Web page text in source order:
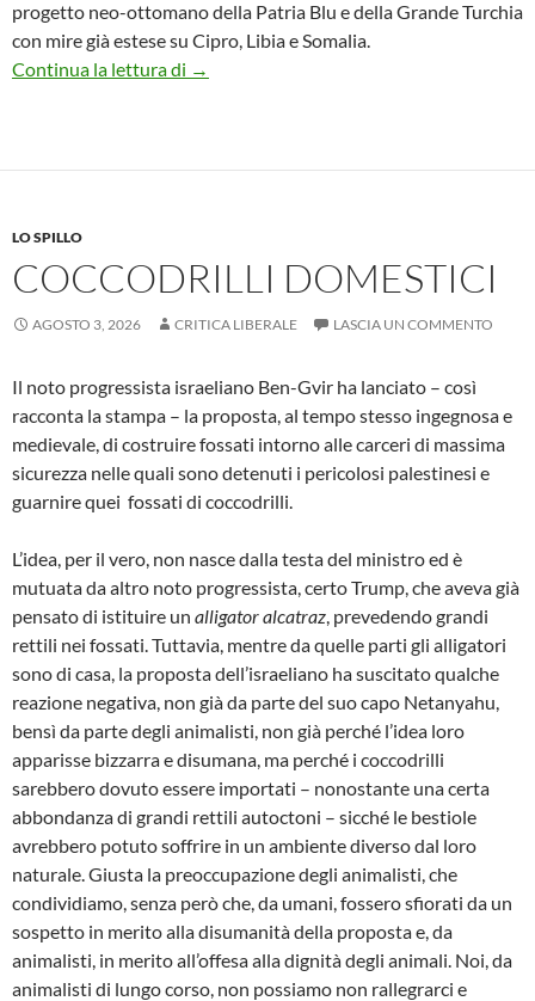
progetto neo-ottomano della Patria Blu e della Grande Turchia
con mire già estese su Cipro, Libia e Somalia.
Continua la lettura di
La deriva degli imperi nella faglia di Ceuta
→
LO SPILLO
COCCODRILLI DOMESTICI
AGOSTO 3, 2026 CRITICA LIBERALE LASCIA UN COMMENTO
Il noto progressista israeliano Ben-Gvir ha lanciato – così
racconta la stampa – la proposta, al tempo stesso ingegnosa e
medievale, di costruire fossati intorno alle carceri di massima
sicurezza nelle quali sono detenuti i pericolosi palestinesi e
guarnire quei fossati di coccodrilli.
L’idea, per il vero, non nasce dalla testa del ministro ed è
mutuata da altro noto progressista, certo Trump, che aveva già
pensato di istituire un alligator alcatraz , prevedendo grandi
rettili nei fossati. Tuttavia, mentre da quelle parti gli alligatori
sono di casa, la proposta dell’israeliano ha suscitato qualche
reazione negativa, non già da parte del suo capo Netanyahu,
bensì da parte degli animalisti, non già perché l’idea loro
apparisse bizzarra e disumana, ma perché i coccodrilli
sarebbero dovuto essere importati – nonostante una certa
abbondanza di grandi rettili autoctoni – sicché le bestiole
avrebbero potuto soffrire in un ambiente diverso dal loro
naturale. Giusta la preoccupazione degli animalisti, che
condividiamo, senza però che, da umani, fossero sfiorati da un
sospetto in merito alla disumanità della proposta e, da
animalisti, in merito all’offesa alla dignità degli animali. Noi, da
animalisti di lungo corso, non possiamo non rallegrarci e